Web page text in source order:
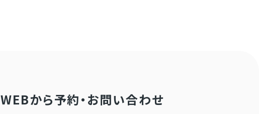
WEBから予約・お問い合わせ